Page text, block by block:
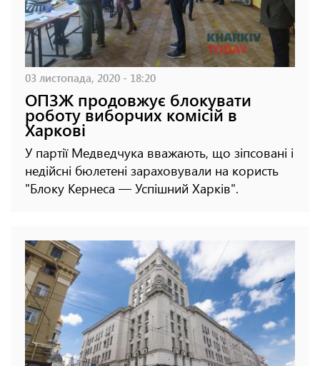
03 листопада, 2020 - 18:20
ОПЗЖ продовжує блокувати
роботу виборчих комісій в
Харкові
У партії Медведчука вважають, що зіпсовані і
недійсні бюлетені зараховували на користь
"Блоку Кернеса — Успішний Харків".